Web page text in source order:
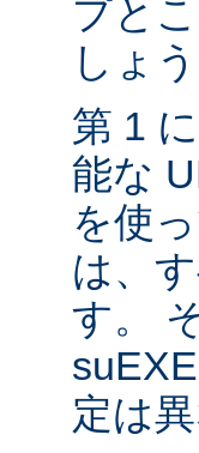
プと
しょう
第 1
能な
を使
は、
す。
定は